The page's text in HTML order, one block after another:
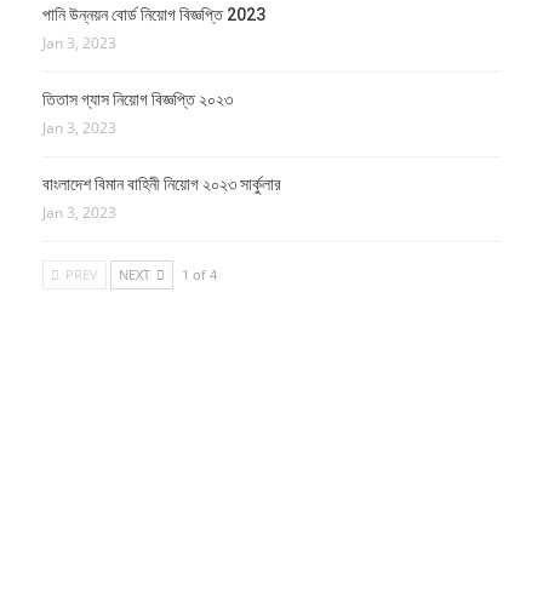
পানি উন্নয়ন বোর্ড নিয়োগ বিজ্ঞপ্তি 2023
Jan 3, 2023
তিতাস গ্যাস নিয়োগ বিজ্ঞপ্তি ২০২৩
Jan 3, 2023
বাংলাদেশ বিমান বাহিনী নিয়োগ ২০২৩ সার্কুলার
Jan 3, 2023
PREV NEXT 1 of 4